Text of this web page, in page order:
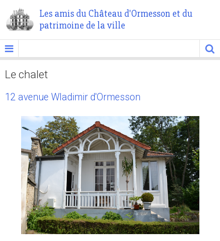
Les amis du Château d'Ormesson et du
patrimoine de la ville
Le chalet
12 avenue Wladimir d'Ormesson